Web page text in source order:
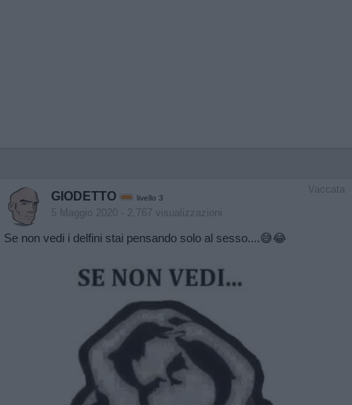
Vaccata
GIODETTO livello 3
5 Maggio 2020 - 2.767 visualizzazioni
Se non vedi i delfini stai pensando solo al sesso....😅😂